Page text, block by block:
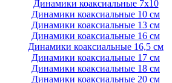
Динамики коаксиальные 7х10
Динамики коаксиальные 10 см
Динамики коаксиальные 13 см
Динамики коаксиальные 16 см
Динамики коаксиальные 16,5 см
Динамики коаксиальные 17 см
Динамики коаксиальные 18 см
Динамики коаксиальные 20 см